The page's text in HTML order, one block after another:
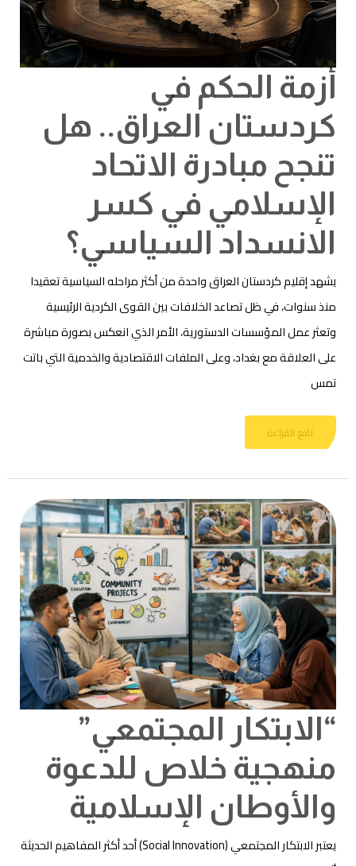
أزمة الحكم في
كردستان العراق.. هل
تنجح مبادرة الاتحاد
الإسلامي في كسر
الانسداد السياسي؟
يشهد إقليم كردستان العراق واحدة من أكثر مراحله السياسية تعقيدا
منذ سنوات، في ظل تصاعد الخلافات بين القوى الكردية الرئيسية
وتعثر عمل المؤسسات الدستورية، الأمر الذي انعكس بصورة مباشرة
على العلاقة مع بغداد، وعلى الملفات الاقتصادية والخدمية التي باتت
تمس
تابع القراءة
“الابتكار المجتمعي”
منهجية خلاص للدعوة
والأوطان الإسلامية
يعتبر الابتكار المجتمعي (Social Innovation) أحد أكثر المفاهيم الحديثة
“الابتكار
منهجية
خلاص
للدعوة
والأوطان
الإسلامية